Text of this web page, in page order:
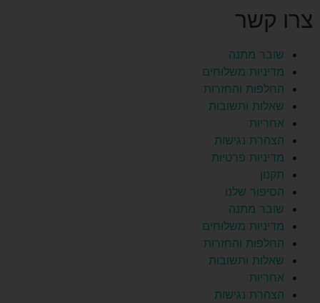
צרו קשר
שובר מתנה
מדיניות משלוחים
החלפות והחזרות
שאלות ותשובות
אחריות
הצהרת נגישות
מדיניות פרטיות
תקנון
הסיפור שלנו
שובר מתנה
מדיניות משלוחים
החלפות והחזרות
שאלות ותשובות
אחריות
הצהרת נגישות